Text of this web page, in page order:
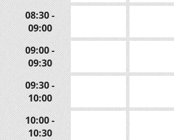
08:30 -
09:00
09:00 -
09:30
09:30 -
10:00
10:00 -
10:30